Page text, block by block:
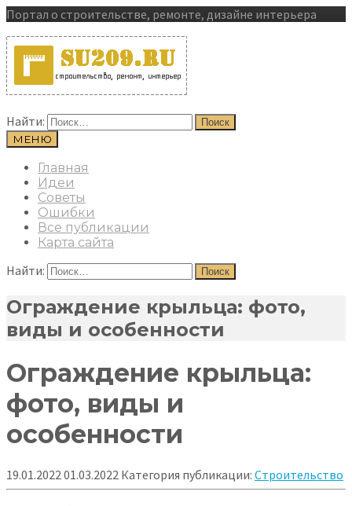
Портал о строительстве, ремонте, дизайне интерьера
Найти:
МЕНЮ
Главная
Идеи
Советы
Ошибки
Все публикации
Карта сайта
Найти:
Ограждение крыльца: фото,
виды и особенности
Ограждение крыльца:
фото, виды и
особенности
19.01.2022 01.03.2022 Категория публикации: Строительство